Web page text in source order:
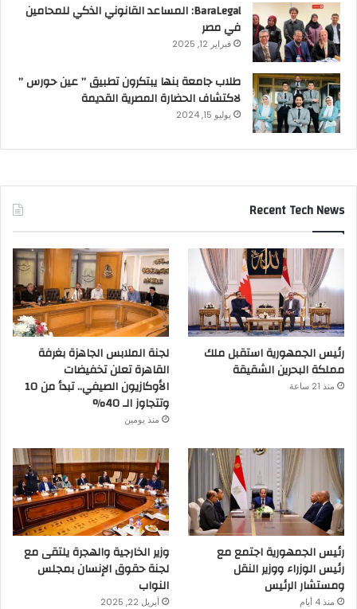
BaraLegal: المساعد القانوني الذكي للمحامين
في مصر
فبراير 12, 2025
طلاب جامعة بنها يبتكرون تطبيق ” عين حورس ”
لاكتشاف الحضارة المصرية القديمة
يوليو 15, 2024
Recent Tech News
رئيس الجمهورية استقبل ملك
مملكة البحرين الشقيقة
منذ 21 ساعة
لجنة الملابس الجاهزة بغرفة
القاهرة تعلن تخفيضات
الأوكازيون الصيفي.. تبدأ من 10
وتتجاوز الـ 40%
منذ يومين
رئيس الجمهورية اجتمع مع
رئيس الوزراء ووزير النقل
ومستشار الرئيس
منذ 4 أيام
وزير الخارجية والهجرة يلتقى مع
لجنة حقوق الإنسان بمجلس
النواب
أبريل 22, 2025